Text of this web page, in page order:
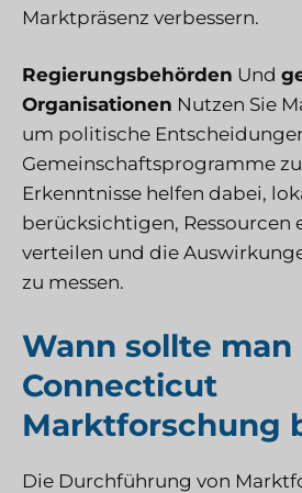
Marktpräsenz verbessern.
Regierungsbehörden Und
Organisationen Nutzen Sie
um politische
Gemeinschaftsprogramme
Erkenntnisse helfen dabei,
berücksichtigen, Ressourcen
verteilen und die
zu messen.
Wann sollte man
Connecticut
Marktforschung
Die Durchführung von